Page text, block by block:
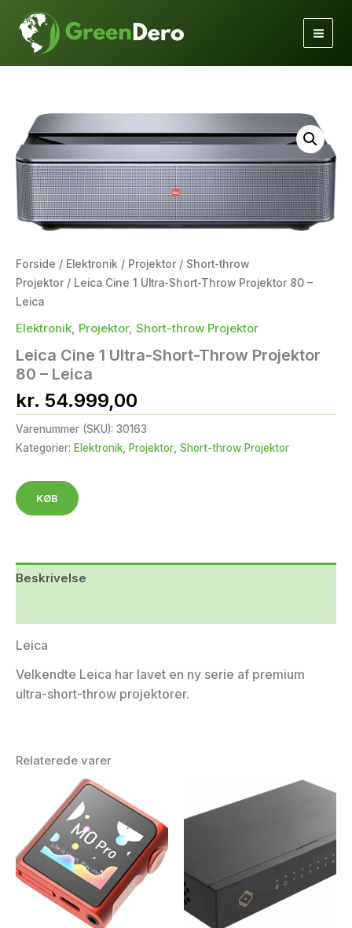
indholdet
Forside / Elektronik / Projektor / Short-throw
Projektor / Leica Cine 1 Ultra-Short-Throw Projektor 80 –
Leica
Elektronik, Projektor, Short-throw Projektor
Leica Cine 1 Ultra-Short-Throw Projektor
80 – Leica
kr. 54.999,00
Varenummer (SKU): 30163
Kategorier: Elektronik, Projektor, Short-throw Projektor
KØB
Beskrivelse
Leica
Velkendte Leica har lavet en ny serie af premium
ultra-short-throw projektorer.
Relaterede varer